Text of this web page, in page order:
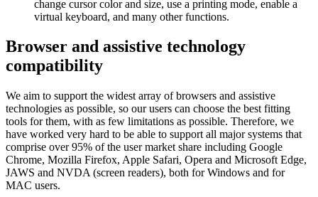
change cursor color and size, use a printing mode, enable a
virtual keyboard, and many other functions.
Browser and assistive technology
compatibility
We aim to support the widest array of browsers and assistive
technologies as possible, so our users can choose the best fitting
tools for them, with as few limitations as possible. Therefore, we
have worked very hard to be able to support all major systems that
comprise over 95% of the user market share including Google
Chrome, Mozilla Firefox, Apple Safari, Opera and Microsoft Edge,
JAWS and NVDA (screen readers), both for Windows and for
MAC users.